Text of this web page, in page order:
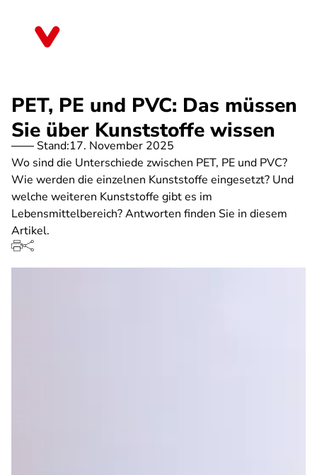
PET, PE und PVC: Das müssen
Sie über Kunststoffe wissen
Stand:17. November 2025
Wo sind die Unterschiede zwischen PET, PE und PVC?
Wie werden die einzelnen Kunststoffe eingesetzt? Und
welche weiteren Kunststoffe gibt es im
Lebensmittelbereich? Antworten finden Sie in diesem
Artikel.